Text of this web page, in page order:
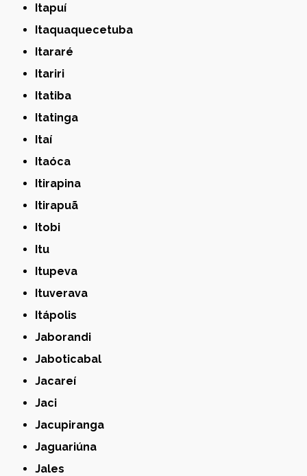
Itapuí
Itaquaquecetuba
Itararé
Itariri
Itatiba
Itatinga
Itaí
Itaóca
Itirapina
Itirapuã
Itobi
Itu
Itupeva
Ituverava
Itápolis
Jaborandi
Jaboticabal
Jacareí
Jaci
Jacupiranga
Jaguariúna
Jales